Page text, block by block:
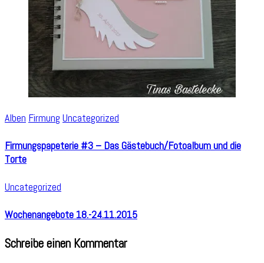
Alben Firmung Uncategorized
Firmungspapeterie #3 – Das Gästebuch/Fotoalbum und die
Torte
Uncategorized
Wochenangebote 18.-24.11.2015
Schreibe einen Kommentar